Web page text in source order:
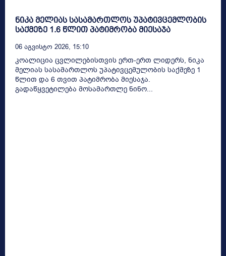
ნიკა მელიას სასამართლოს უპატივცემლობის
საქმეზე 1.6 წლით პატიმრობა მიესაჯა
06 Აგვისტო 2026, 15:10
კოალიცია ცვლილებისთვის ერთ-ერთ ლიდერს, ნიკა
მელიას სასამართლოს უპატივცემულობის საქმეზე 1
წლით და 6 თვით პატიმრობა მიესაჯა.
გადაწყვეტილება მოსამართლე ნინო...